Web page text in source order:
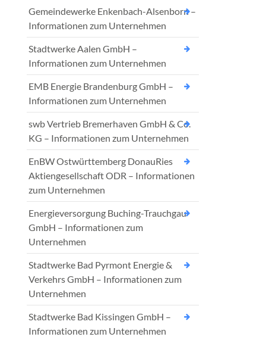
Gemeindewerke Enkenbach-Alsenborn –
Informationen zum Unternehmen
Stadtwerke Aalen GmbH –
Informationen zum Unternehmen
EMB Energie Brandenburg GmbH –
Informationen zum Unternehmen
swb Vertrieb Bremerhaven GmbH & Co.
KG – Informationen zum Unternehmen
EnBW Ostwürttemberg DonauRies
Aktiengesellschaft ODR – Informationen
zum Unternehmen
Energieversorgung Buching-Trauchgau
GmbH – Informationen zum
Unternehmen
Stadtwerke Bad Pyrmont Energie &
Verkehrs GmbH – Informationen zum
Unternehmen
Stadtwerke Bad Kissingen GmbH –
Informationen zum Unternehmen